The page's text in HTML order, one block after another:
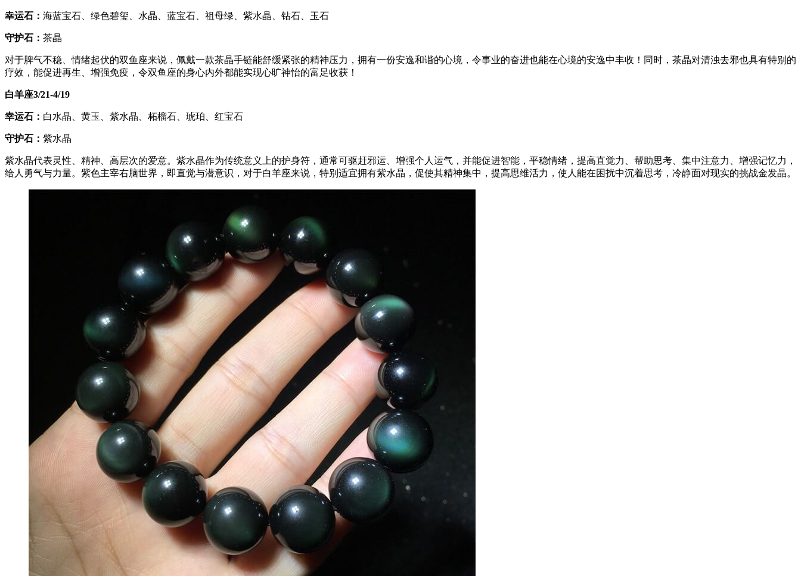
幸运石： 海蓝宝石、绿色碧玺、水晶、蓝宝石、祖母绿、紫水晶、钻石、玉石
守护石： 茶晶
对于脾气不稳、情绪起伏的双鱼座来说，佩戴一款茶晶手链能舒缓紧张的精神压力，拥有一份安逸和谐的心境，令事业的奋进也能在心境的安逸中丰收！同时，茶晶对清浊去邪也具有特别的
疗效，能促进再生、增强免疫，令双鱼座的身心内外都能实现心旷神怡的富足收获！
白羊座3/21-4/19
幸运石： 白水晶、黄玉、紫水晶、柘榴石、琥珀、红宝石
守护石： 紫水晶
紫水晶代表灵性、精神、高层次的爱意。紫水晶作为传统意义上的护身符，通常可驱赶邪运、增强个人运气，并能促进智能，平稳情绪，提高直觉力、帮助思考、集中注意力、增强记忆力，
给人勇气与力量。紫色主宰右脑世界，即直觉与潜意识，对于白羊座来说，特别适宜拥有紫水晶，促使其精神集中，提高思维活力，使人能在困扰中沉着思考，冷静面对现实的挑战金发晶。